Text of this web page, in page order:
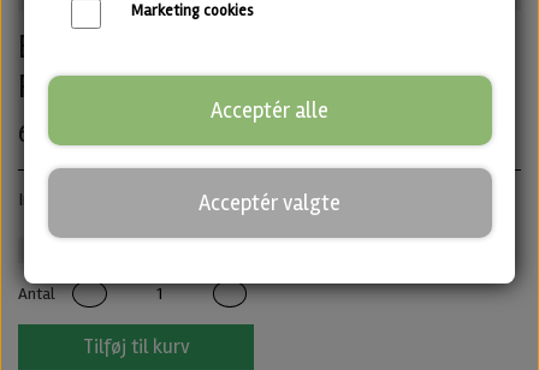
Blood of the Baltic - Imperial Baltic
Porter fra Beer Underground
65,00 kr.
Imperial Baltic Porter · ABV: 10,5% · Dåse: 50 cl.
Antal
Tilføj til kurv
Marketing cookies
Acceptér alle
Acceptér valgte